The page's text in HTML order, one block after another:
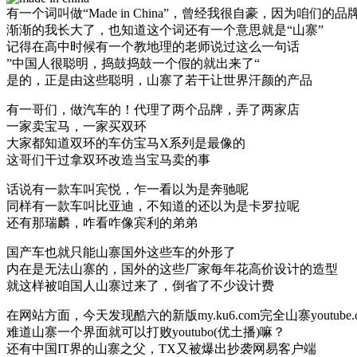
有一个词叫做“Made in China”，曾经我很自豪，因为咱们的品
渐渐的我长大了，也知道这个词还有一个意思就是“山寨”
记得在高中时候有一个教地理的老师说过这么一句话
”中国人很聪明，捣鼓捣鼓一个假的就出来了“
是的，正是由这些聪明，山寨了若干让世界汗颜的产品
有一哥们，做汽车的！代理了两个品牌，弄了两家店
一家卖宝马，一家买双环
大家都知道双环的车仿宝马X系列是最像的
这哥们干过拿双环改造当宝马卖的事
话说有一款车叫宾悦，乍一看以为是奔驰呢
同样有一款车叫比亚迪，不知道的还以为是卡罗拉呢
还有那瑞麟，咋看咋像宾利的弟弟
国产车也就只能山寨国外这些车的外形了
内在是无法山寨的，国外的这些厂家每年花高价设计的造型
就这样被咱国人山寨过来了，倒省了不少设计费
在网站方面，今天发现酷六的新版my.ku6.com完全山寨
难道山寨一个界面就可以打败youtubo(优土播)嘛？
还有中国IT界的山寨之父，TX又被爆出抄袭网易客户端